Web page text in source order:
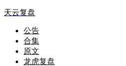
天云复盘
公告
合集
原文
龙虎复盘